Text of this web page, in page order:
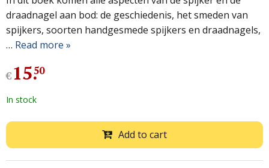
draadnagel aan bod: de geschiedenis, het smeden van
spijkers, soorten handgesmede spijkers en draadnagels,
… Read more »
€15.
50
In stock
Add to cart